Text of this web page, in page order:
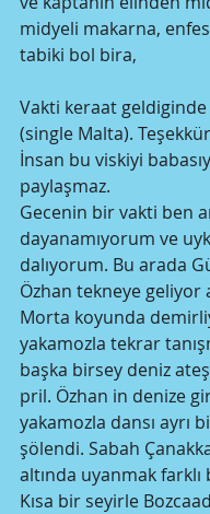
midyeli makarna,
tabiki bol bira,
Vakti keraat
(single Malta).
İnsan bu viskiyi
paylaşmaz.
Gecenin bir vakti ben
dayanamıyorum ve
dalıyorum. Bu arada
Özhan tekneye geliyor
Morta koyunda
yakamozla tekrar
başka birsey deniz
pril. Özhan in denize
yakamozla dansı ayrı
şölendi. Sabah
altında uyanmak farklı
Kısa bir seyirle